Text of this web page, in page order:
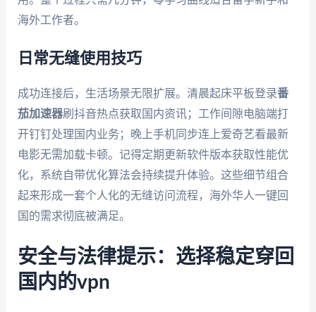
海外工作者。
日常无缝使用技巧
成功连接后，生活场景无限扩展。清晨起床平板登录番
茄加速器刷抖音热点获取国内资讯；工作间隙电脑端打
开钉钉处理国内业务；晚上手机同步连上爱奇艺看最新
电影无需加载卡顿。记得定期更新软件版本获取性能优
化，系统自带优化算法会持续提升体验。这些细节组合
起来形成一套个人化的无缝访问流程，海外华人一键回
国的需求彻底被满足。
安全与法律提示：选择稳定穿回
国内的vpn